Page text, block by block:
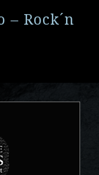
– Rock´n